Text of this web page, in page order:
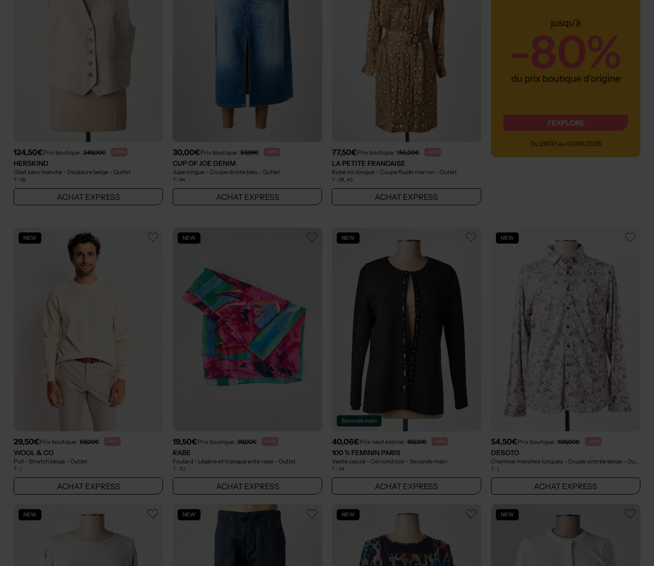
124,50€Prix boutique :249,00€ -50%
HERSKIND
Gilet sans manche - Doublure beige - Outlet
T :38
ACHAT EXPRESS
30,00€Prix boutique :59,99€ -50%
CUP OF JOE DENIM
Jupe longue - Coupe droite bleu - Outlet
T :44
ACHAT EXPRESS
77,50€Prix boutique : 155,00€ -50%
LA PETITE FRANCAISE
Robe mi-longue - Coupe fluide marron - Outlet
T : 38, 40
ACHAT EXPRESS
NEW
29,50€Prix boutique :59,00€ -50%
WOOL & CO
Pull - Stretch beige - Outlet
T : L
ACHAT EXPRESS
NEW
19,50€Prix boutique :39,00€ -50%
RABE
Foulard - Légère et transparente rose - Outlet
T : TU
ACHAT EXPRESS
NEW
Seconde main
40,06€Prix neuf estimé : 89,00€ -55%
100 % FEMININ PARIS
Veste casual - Col rond noir - Seconde main
T : 34
ACHAT EXPRESS
NEW
54,50€Prix boutique : 109,00€ -50%
DESOTO
Chemise manches longues - Coupe cintrée beige - Outlet
T : L
ACHAT EXPRESS
NEW NEW NEW NEW